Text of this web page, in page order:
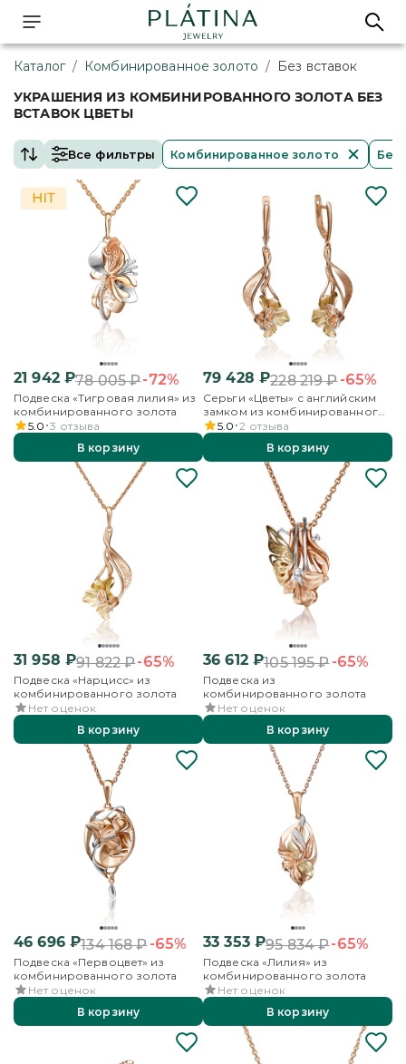
Каталог / Комбинированное золото / Без вставок
УКРАШЕНИЯ ИЗ КОМБИНИРОВАННОГО ЗОЛОТА БЕЗ
ВСТАВОК ЦВЕТЫ
Все фильтры Комбинированное золото Без
21 942₽78 005₽-72%
Подвеска «Тигровая лилия» из
комбинированного золота
5.0 3 отзыва
В корзину
79 428 ₽228 219₽-65%
Серьги «Цветы» с английским
замком из комбинированного
золота
5.0 2 отзыва
В корзину
31 958 ₽91 822₽-65%
Подвеска «Нарцисс» из
комбинированного золота
Нет оценок
В корзину
36 612₽105 195₽-65%
Подвеска из
комбинированного золота
Нет оценок
В корзину
46 696₽134 168₽-65%
Подвеска «Первоцвет» из
комбинированного золота
Нет оценок
В корзину
33 353₽95 834₽-65%
Подвеска «Лилия» из
комбинированного золота
Нет оценок
В корзину